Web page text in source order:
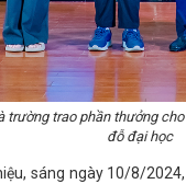
trường trao phần thưởng
đỗ đại học
sáng ngày 10/8/